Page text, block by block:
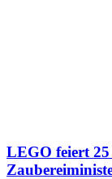
LEGO feiert